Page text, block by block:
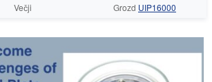
Večji Grozd UIP16000